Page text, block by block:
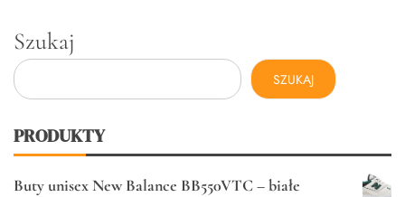
Szukaj
SZUKAJ
PRODUKTY
Buty unisex New Balance BB550VTC – białe